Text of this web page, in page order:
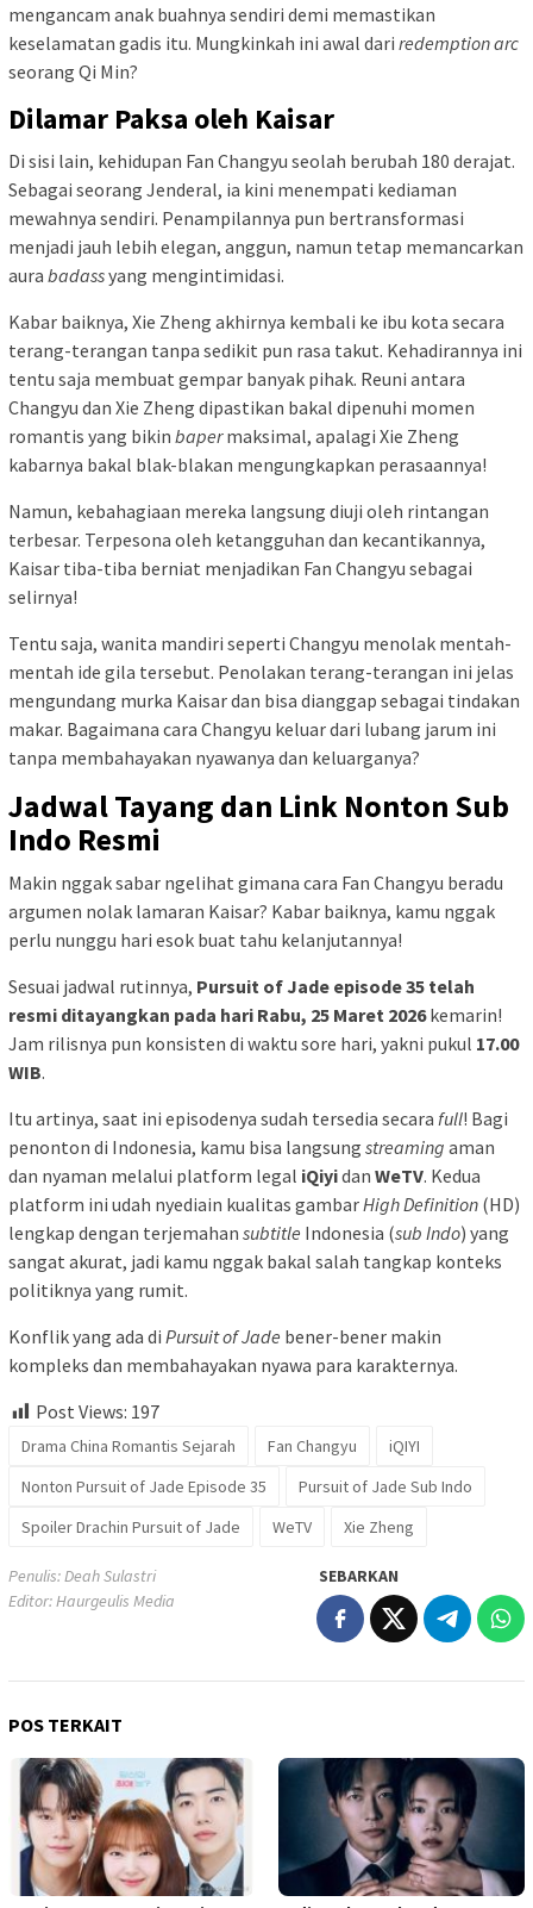
mengancam anak buahnya sendiri demi memastikan
keselamatan gadis itu. Mungkinkah ini awal dari redemption arc
seorang Qi Min?
Dilamar Paksa oleh Kaisar
Di sisi lain, kehidupan Fan Changyu seolah berubah 180 derajat.
Sebagai seorang Jenderal, ia kini menempati kediaman
mewahnya sendiri. Penampilannya pun bertransformasi
menjadi jauh lebih elegan, anggun, namun tetap memancarkan
aura badassyang mengintimidasi.
Kabar baiknya, Xie Zheng akhirnya kembali ke ibu kota secara
terang-terangan tanpa sedikit pun rasa takut. Kehadirannya ini
tentu saja membuat gempar banyak pihak. Reuni antara
Changyu dan Xie Zheng dipastikan bakal dipenuhi momen
romantis yang bikin bapermaksimal, apalagi Xie Zheng
kabarnya bakal blak-blakan mengungkapkan perasaannya!
Namun, kebahagiaan mereka langsung diuji oleh rintangan
terbesar. Terpesona oleh ketangguhan dan kecantikannya,
Kaisar tiba-tiba berniat menjadikan Fan Changyu sebagai
selirnya!
Tentu saja, wanita mandiri seperti Changyu menolak mentah-
mentah ide gila tersebut. Penolakan terang-terangan ini jelas
mengundang murka Kaisar dan bisa dianggap sebagai tindakan
makar. Bagaimana cara Changyu keluar dari lubang jarum ini
tanpa membahayakan nyawanya dan keluarganya?
Jadwal Tayang dan Link Nonton Sub
Indo Resmi
Makin nggak sabar ngelihat gimana cara Fan Changyu beradu
argumen nolak lamaran Kaisar? Kabar baiknya, kamu nggak
perlu nunggu hari esok buat tahu kelanjutannya!
Sesuai jadwal rutinnya, Pursuit of Jade episode 35 telah
resmi ditayangkan pada hari Rabu, 25 Maret 2026kemarin!
Jam rilisnya pun konsisten di waktu sore hari, yakni pukul 17.00
WIB.
Itu artinya, saat ini episodenya sudah tersedia secara full! Bagi
penonton di Indonesia, kamu bisa langsung streaming aman
dan nyaman melalui platform legal iQiyidan WeTV. Kedua
platform ini udah nyediain kualitas gambarHigh Definition (HD)
lengkap dengan terjemahan subtitle Indonesia (sub Indo) yang
sangat akurat, jadi kamu nggak bakal salah tangkap konteks
politiknya yang rumit.
Konflik yang ada di Pursuit of Jade bener-bener makin
kompleks dan membahayakan nyawa para karakternya.
Post Views: 197
Drama China Romantis Sejarah Fan Changyu
iQIYI
Nonton Pursuit of Jade Episode 35
Pursuit of Jade Sub Indo
Spoiler Drachin Pursuit of Jade
WeTV Xie Zheng
Penulis: Deah Sulastri
Editor: Haurgeulis Media
SEBARKAN
POS TERKAIT